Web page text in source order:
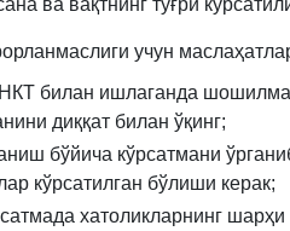
ва вақтнинг тўғри
учун
билан ишлаганда
диққат билан ўқинг;
бўйича кўрсатмани
кўрсатилган бўлиши керак;
хатоликларнинг